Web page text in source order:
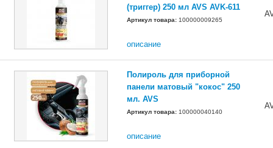
(триггер) 250 мл AVS AVK-611
Артикул товара: 100000009265
описание
Полироль для приборной
панели матовый "кокос" 250
мл. AVS
Артикул товара: 100000040140
описание